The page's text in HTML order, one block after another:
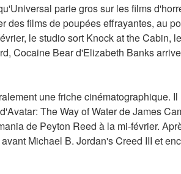
parie gros sur les films
des films de poupées effrayantes, au
le studio sort Knock at the Cabin,
Cocaine Bear d'Elizabeth Banks
une friche cinématographique.
The Way of Water de James
de Peyton Reed à la mi-février.
Michael B. Jordan's Creed III et